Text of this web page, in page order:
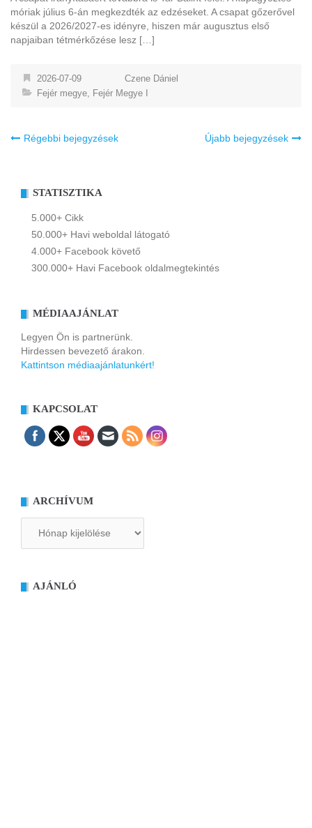
móriak július 6-án megkezdték az edzéseket. A csapat gőzerővel
készül a 2026/2027-es idényre, hiszen már augusztus első
napjaiban tétmérkőzése lesz […]
2026-07-09
Czene Dániel
Fejér megye
Fejér Megye I
Bejegyzés
Régebbi bejegyzések Újabb bejegyzések
STATISZTIKA
5.000+ Cikk
50.000+ Havi weboldal látogató
4.000+ Facebook követő
300.000+ Havi Facebook oldalmegtekintés
MÉDIAAJÁNLAT
Legyen Ön is partnerünk.
Hirdessen bevezető árakon.
Kattintson médiaajánlatunkért!
KAPCSOLAT
ARCHÍVUM
AJÁNLÓ